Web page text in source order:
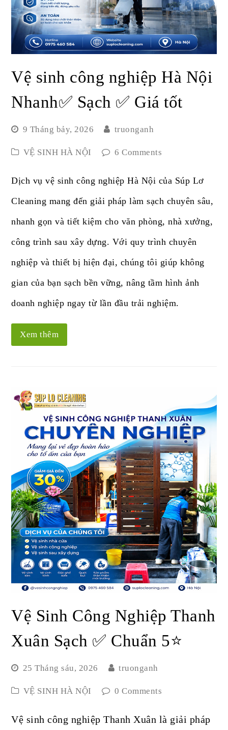
Vệ sinh công nghiệp Hà Nội
Nhanh✅ Sạch ✅ Giá tốt
9 Tháng bảy, 2026 truonganh
VỆ SINH HÀ NỘI 6 Comments
Dịch vụ vệ sinh công nghiệp Hà Nội của Súp Lơ
Cleaning mang đến giải pháp làm sạch chuyên sâu,
nhanh gọn và tiết kiệm cho văn phòng, nhà xưởng,
công trình sau xây dựng. Với quy trình chuyên
nghiệp và thiết bị hiện đại, chúng tôi giúp không
gian của bạn sạch bền vững, nâng tầm hình ảnh
doanh nghiệp ngay từ lần đầu trải nghiệm.
Xem thêm
Vệ Sinh Công Nghiệp Thanh
Xuân Sạch ✅ Chuẩn 5⭐
25 Tháng sáu, 2026 truonganh
VỆ SINH HÀ NỘI 0 Comments
Vệ sinh công nghiệp Thanh Xuân là giải pháp